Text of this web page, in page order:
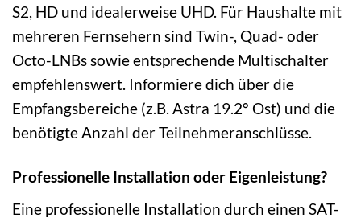
S2, HD und idealerweise UHD. Für Haushalte mit
mehreren Fernsehern sind Twin-, Quad- oder
Octo-LNBs sowie entsprechende Multischalter
empfehlenswert. Informiere dich über die
Empfangsbereiche (z.B. Astra 19.2° Ost) und die
benötigte Anzahl der Teilnehmeranschlüsse.
Professionelle Installation oder Eigenleistung?
Eine professionelle Installation durch einen SAT-